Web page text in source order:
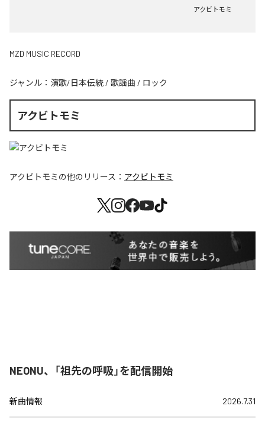
アクビトモミ
MZD MUSIC RECORD
ジャンル： 演歌/日本伝統 / 歌謡曲 / ロック
アクビトモミ
アクビトモミの他のリリース： アクビトモミ
NEONU、「祖先の呼吸」を配信開始
新曲情報 2026.7.31